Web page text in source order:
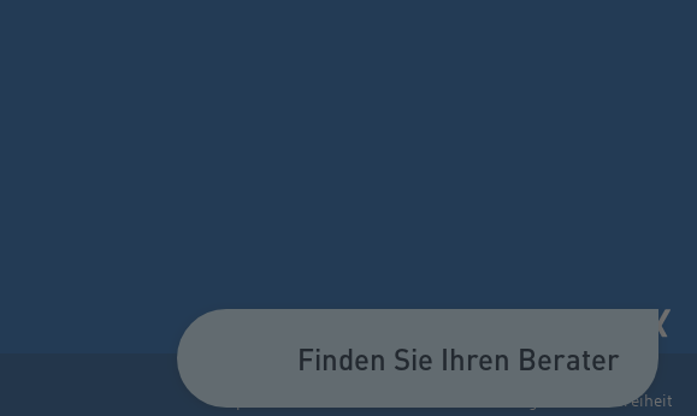
Finden Sie Ihren Berater
Barrierefreiheit